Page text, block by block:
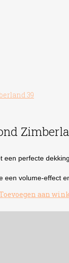
39
een perfecte
een volume-effect
aan